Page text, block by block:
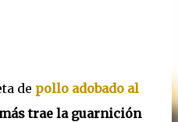
de pollo adobado al
trae la guarnición